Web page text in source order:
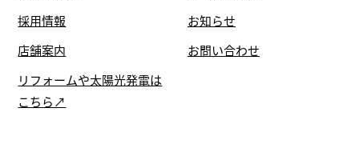
採用情報
お知らせ
店舗案内
お問い合わせ
リフォームや太陽光発電は
こちら↗